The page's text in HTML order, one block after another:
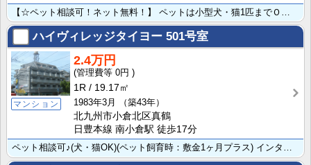
【☆ペット相談可！ネット無料！】 ペットは小型犬・猫1匹までＯＫ！（ペット飼育時敷金+1ヶ月）給湯の･･･
ハイヴィレッジタイヨー 501号室
マンション
2.4万円
0円
1R
19.17㎡
1983年3月
（築43年）
北九州市小倉北区真鶴
日豊本線 南小倉駅 徒歩17分
ペット相談可♪(犬・猫OK)(ペット飼育時：敷金1ヶ月プラス) インターネット（１２Ｍ）♪月額無料！･･･